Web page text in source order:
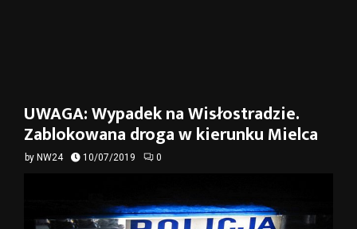
UWAGA: Wypadek na Wisłostradzie.
Zablokowana droga w kierunku Mielca
by NW24 10/07/2019 0